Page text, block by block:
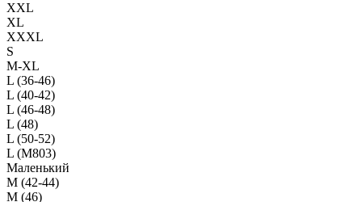
XXL
XL
XXXL
S
M-XL
L (36-46)
L (40-42)
L (46-48)
L (48)
L (50-52)
L (M803)
Маленький
М (42-44)
M (46)